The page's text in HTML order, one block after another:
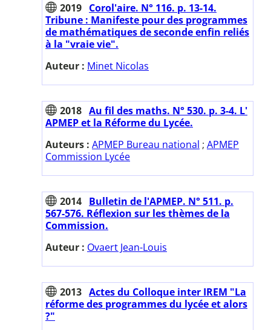
2019 Corol'aire. N° 116. p. 13-14.
Tribune : Manifeste pour des programmes
de mathématiques de seconde enfin reliés
à la "vraie vie".
Auteur : Minet Nicolas
2018 Au fil des maths. N° 530. p. 3-4. L'
APMEP et la Réforme du Lycée.
Auteurs : APMEP Bureau national ; APMEP
Commission Lycée
2014 Bulletin de l'APMEP. N° 511. p.
567-576. Réflexion sur les thèmes de la
Commission.
Auteur : Ovaert Jean-Louis
2013 Actes du Colloque inter IREM "La
réforme des programmes du lycée et alors
?"